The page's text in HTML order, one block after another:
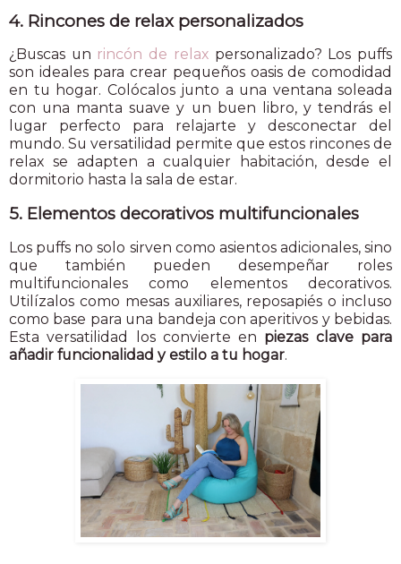
4. Rincones de relax personalizados
¿Buscas un rincón de relaxpersonalizado? Los puffs
son ideales para crear pequeños oasis de comodidad
en tu hogar. Colócalos junto a una ventana soleada
con una manta suave y un buen libro, y tendrás el
lugar perfecto para relajarte y desconectar del
mundo. Su versatilidad permite que estos rincones de
relax se adapten a cualquier habitación, desde el
dormitorio hasta la sala de estar.
5. Elementos decorativos multifuncionales
Los puffs no solo sirven como asientos adicionales, sino
que también pueden desempeñar roles
multifuncionales como elementos decorativos.
Utilízalos como mesas auxiliares, reposapiés o incluso
como base para una bandeja con aperitivos y bebidas.
Esta versatilidad los convierte en piezas clave para
añadir funcionalidad y estilo a tu hogar.